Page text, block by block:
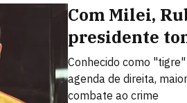
Com Milei,
presidente
Conhecido como
agenda de direita,
combate ao crime